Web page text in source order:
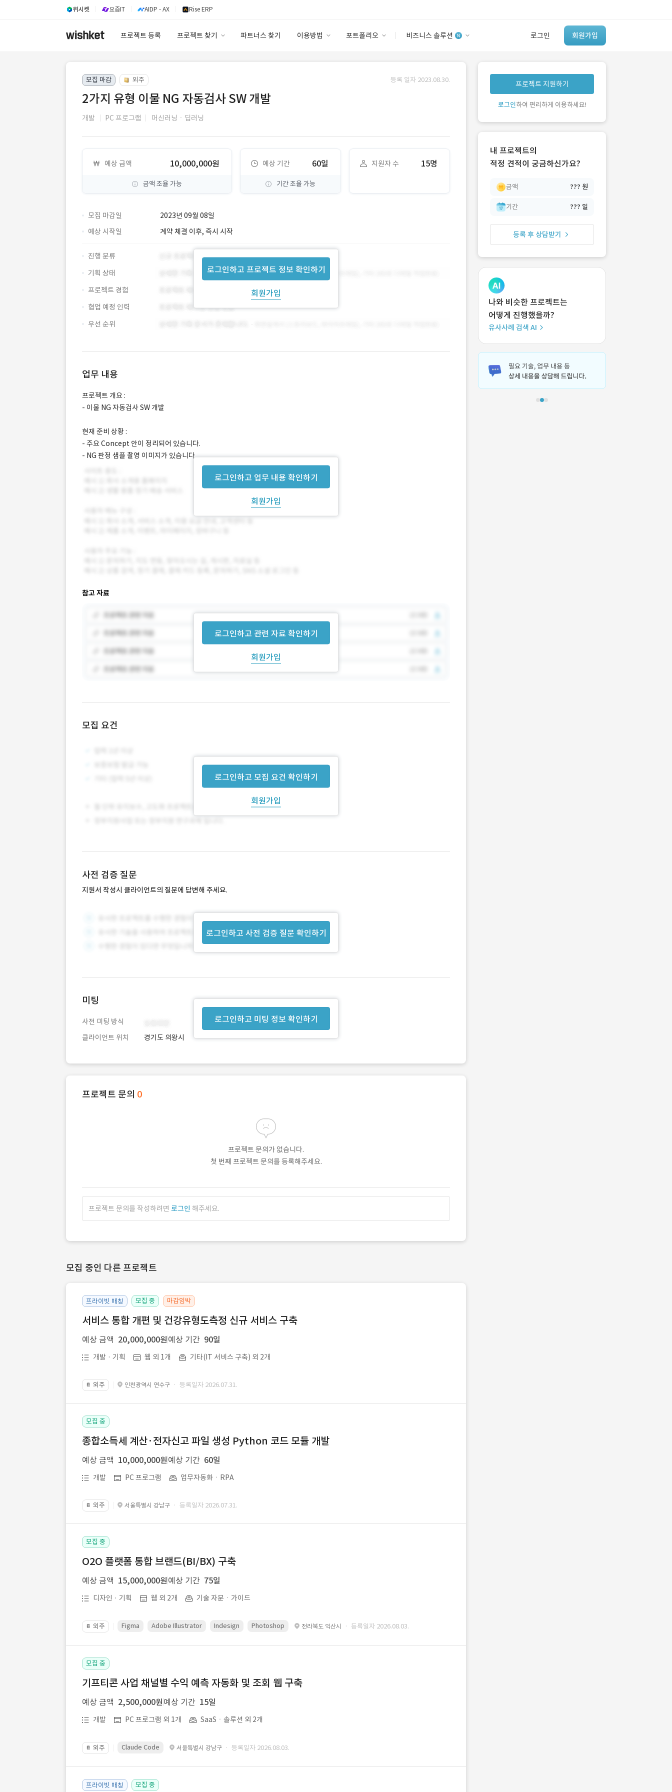
위시켓 요즘IT AIDP - AX Rise ERP
프로젝트 등록 프로젝트 찾기 파트너스 찾기 이용방법 포트폴리오 비즈니스 솔루션 로그인 회원가입
안심 코드 케어
유사사례 검색 AI
‘이런 거’ 만들어본
개발 회사 있어?
모집 마감 외주 등록 일자 2023.08.30.
2가지 유형 이물 NG 자동검사 SW 개발
개발 PC 프로그램 머신러닝ㆍ딥러닝
예상 금액 10,000,000원
금액 조율 가능
예상 기간 60일
기간 조율 가능
지원자 수 15명
모집 마감일 2023년 09월 08일
로그인하고 프로젝트 정보 확인하기
회원가입
예상 시작일 계약 체결 이후, 즉시 시작
진행 분류
기획 상태
프로젝트 경험
협업 예정 인력
우선 순위
업무 내용
로그인하고 업무 내용 확인하기
회원가입
프로젝트 개요 :
- 이물 NG 자동검사 SW 개발
현재 준비 상황 :
- 주요 Concept 안이 정리되어 있습니다.
- NG 판정 샘플 촬영 이미지가 있습니다.
참고 자료
로그인하고 관련 자료 확인하기
회원가입
모집 요건
로그인하고 모집 요건 확인하기
회원가입
사전 검증 질문
지원서 작성시 클라이언트의 질문에 답변해 주세요.
로그인하고 사전 검증 질문 확인하기
로그인하고 미팅 정보 확인하기
미팅
사전 미팅 방식
클라이언트 위치
경기도 의왕시
프로젝트 문의 0
프로젝트 문의가 없습니다.
첫 번째 프로젝트 문의를 등록해주세요.
프로젝트 문의를 작성하려면 로그인 해주세요.
모집 중인 다른 프로젝트
프라이빗 매칭 모집 중 마감임박
서비스 통합 개편 및 건강유형도측정 신규 서비스 구축
예상 금액 20,000,000원 예상 기간 90일
개발 · 기획 웹 외 1개 기타(IT 서비스 구축) 외 2개
📔 외주 인천광역시 연수구 · 등록일자 2026.07.31.
모집 중
종합소득세 계산·전자신고 파일 생성 Python 코드 모듈 개발
예상 금액 10,000,000원 예상 기간 60일
개발 PC 프로그램 업무자동화ㆍRPA
📔 외주 서울특별시 강남구 · 등록일자 2026.07.31.
모집 중
O2O 플랫폼 통합 브랜드(BI/BX) 구축
예상 금액 15,000,000원 예상 기간 75일
디자인 · 기획 웹 외 2개 기술 자문ㆍ가이드
📔 외주 Figma Adobe Illustrator Indesign Photoshop 전라북도 익산시 · 등록일자 2026.08.03.
모집 중
기프티콘 사업 채널별 수익 예측 자동화 및 조회 웹 구축
예상 금액 2,500,000원 예상 기간 15일
개발 PC 프로그램 외 1개 SaaSㆍ솔루션 외 2개
📔 외주 Claude Code 서울특별시 강남구 · 등록일자 2026.08.03.
프라이빗 매칭 모집 중
프로젝트 지원하기
로그인하여 편리하게 이용하세요!
내 프로젝트의
적정 견적이 궁금하신가요?
금액 ??? 원
기간 ??? 일
등록 후 상담받기
나와 비슷한 프로젝트는
어떻게 진행했을까?
유사사례 검색 AI